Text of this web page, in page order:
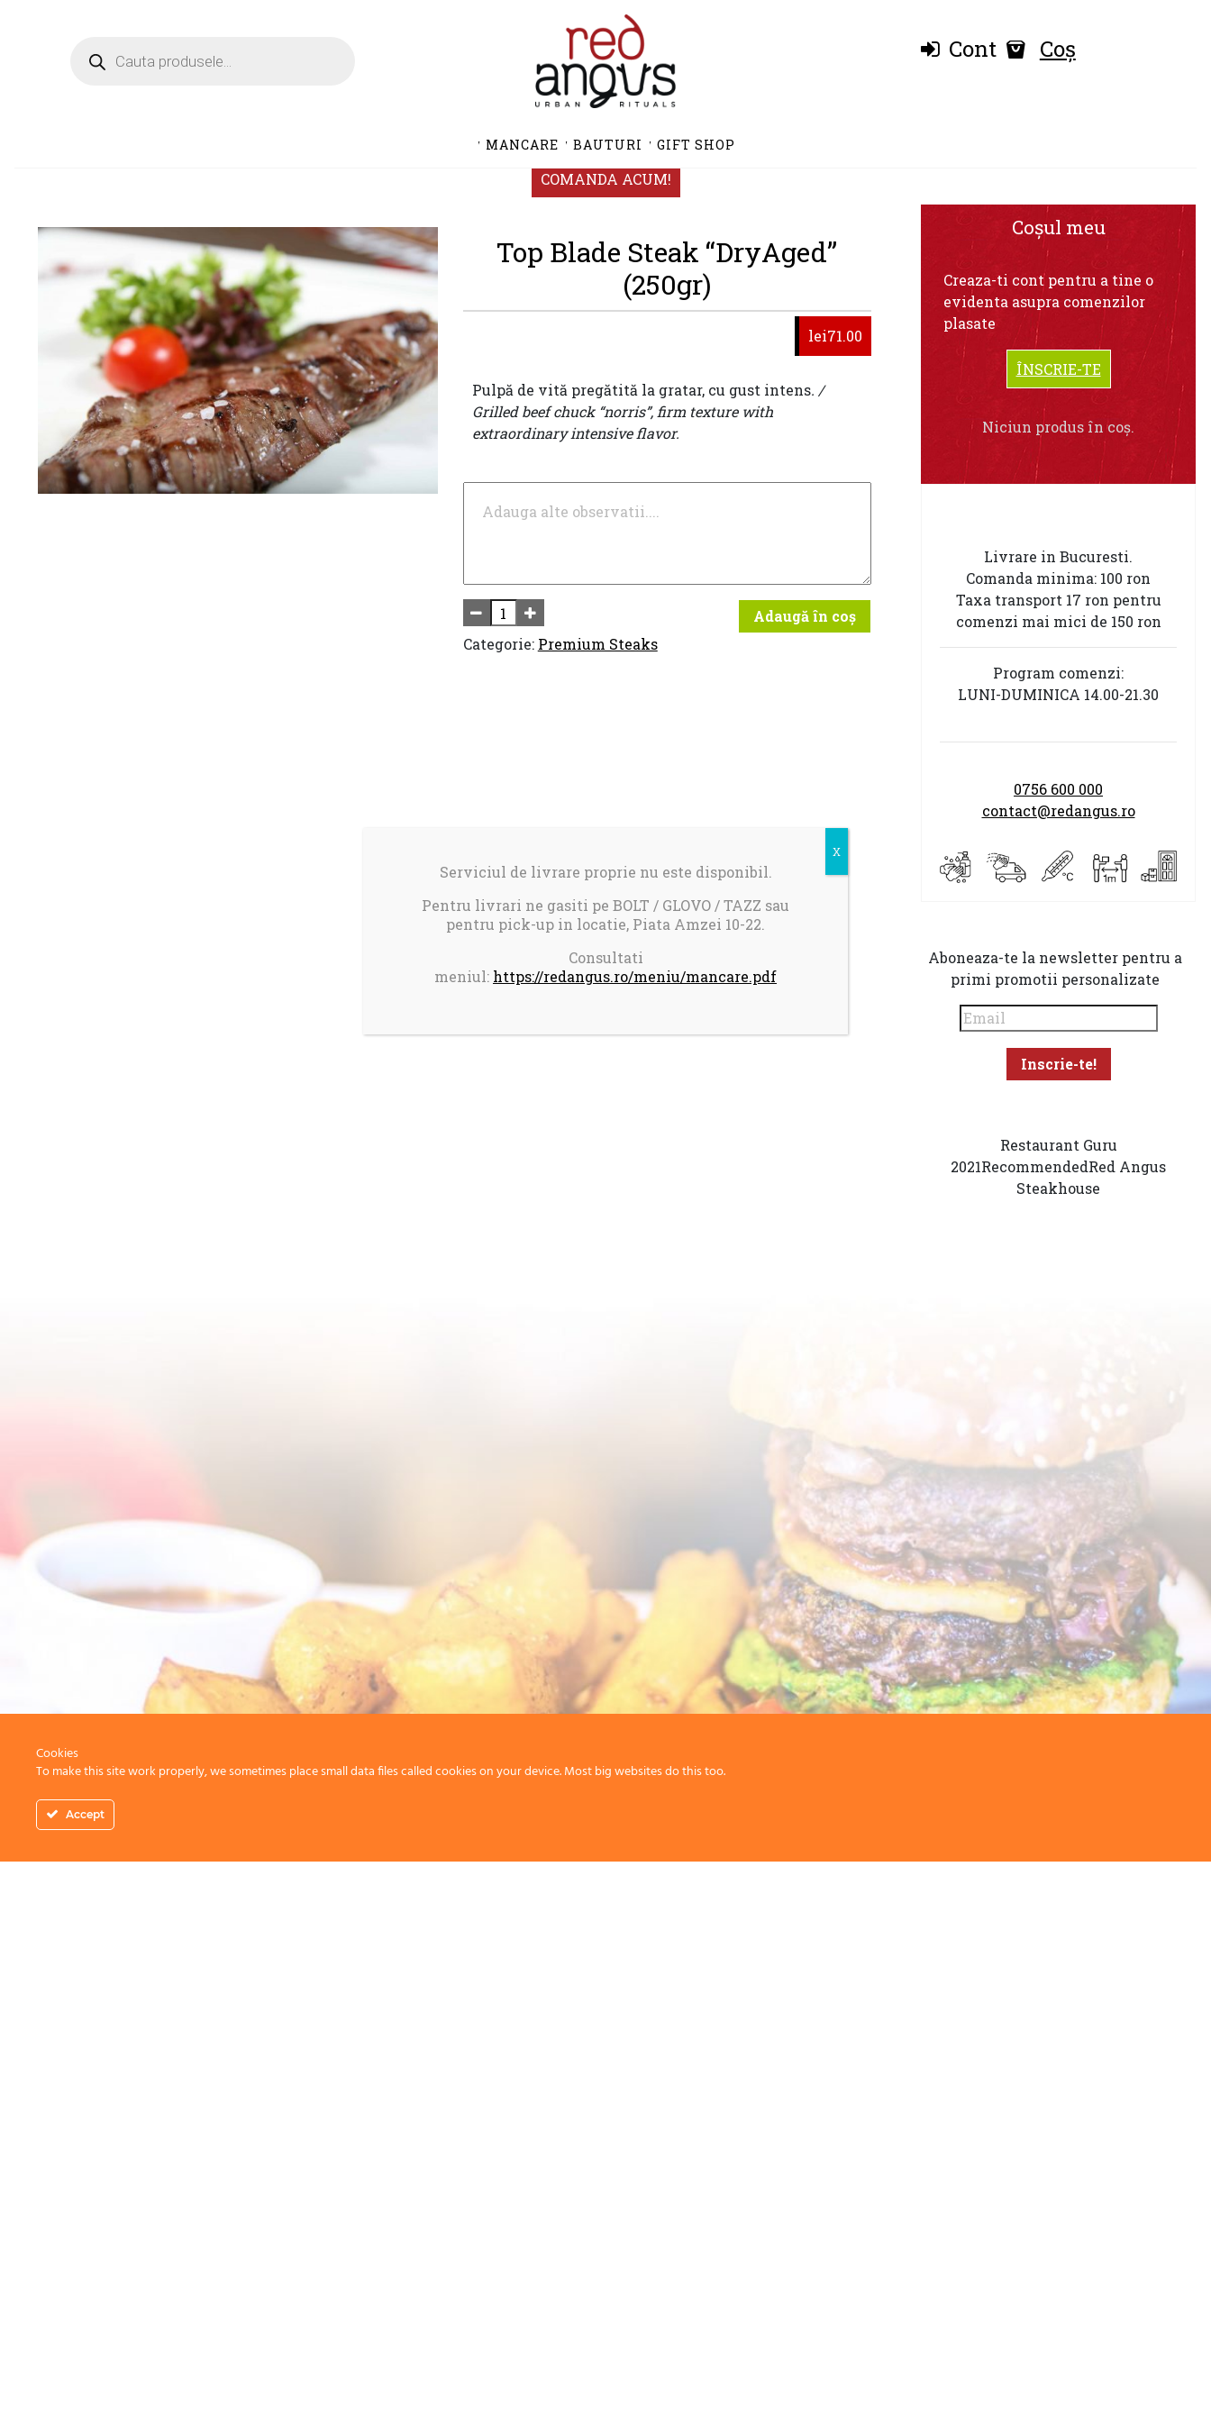
search Cont Coș
MANCARE BAUTURI GIFT SHOP
COMANDA ACUM!
Top Blade Steak “DryAged”
(250gr)
lei71.00
Pulpă de vită pregătită la gratar, cu gust intens. /
Grilled beef chuck “norris”, firm texture with
extraordinary intensive flavor.
Adaugă în coș
Categorie: Premium Steaks
Coșul meu
Creaza-ti cont pentru a tine o
evidenta asupra comenzilor
plasate
ÎNSCRIE-TE
Niciun produs în coș.
Livrare in Bucuresti.
Comanda minima: 100 ron
Taxa transport 17 ron pentru
comenzi mai mici de 150 ron
Program comenzi:
LUNI-DUMINICA 14.00-21.30
0756 600 000
contact@redangus.ro
Aboneaza-te la newsletter pentru a
primi promotii personalizate
Restaurant Guru
2021RecommendedRed Angus
Steakhouse
Serviciul de livrare proprie nu este disponibil.
Pentru livrari ne gasiti pe BOLT / GLOVO / TAZZ sau
pentru pick-up in locatie, Piata Amzei 10-22.
Consultati
meniul: https://redangus.ro/meniu/mancare.pdf
Cookies
To make this site work properly, we sometimes place small data files called cookies on your device. Most big websites do this too.
Accept